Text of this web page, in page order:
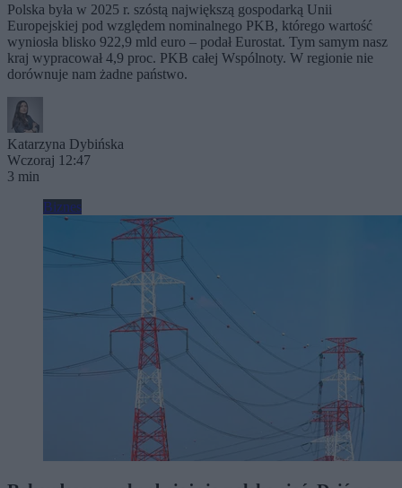
Polska była w 2025 r. szóstą największą gospodarką Unii
Europejskiej pod względem nominalnego PKB, którego wartość
wyniosła blisko 922,9 mld euro – podał Eurostat. Tym samym nasz
kraj wypracował 4,9 proc. PKB całej Wspólnoty. W regionie nie
dorównuje nam żadne państwo.
Katarzyna Dybińska
Wczoraj 12:47
3 min
Biznes